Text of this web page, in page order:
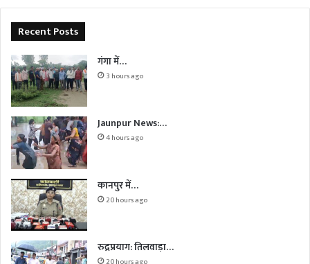
Recent Posts
गंगा में…
3 hours ago
Jaunpur News:…
4 hours ago
कानपुर में…
20 hours ago
रुद्रप्रयाग: तिलवाड़ा…